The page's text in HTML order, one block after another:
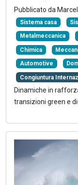
Pubblicato da
Sistema casa
Metalmeccanica
Chimica
Automotive
Congiuntura
Dinamiche in
transizioni green e